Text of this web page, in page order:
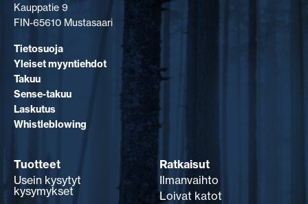
Kauppatie 9
FIN-65610 Mustasaari
Tietosuoja
Yleiset myyntiehdot
Takuu
Sense-takuu
Laskutus
Whistleblowing
Tuotteet
Usein kysytyt
kysymykset
Ratkaisut
Ilmanvaihto
Loivat katot